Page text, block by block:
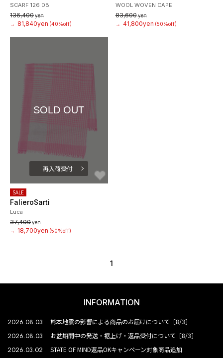
SCARF 126 DB
136,400yen
→
81,840yen (40%off)
WOOL WOVEN CAPE
83,600yen
→ 41,800yen (50%off)
SOLD OUT
再入荷受付
SALE
FalieroSarti
Luca
37,400yen
→
18,700yen (50%off)
1
INFORMATION
2026.08.03 熊本地震の影響による商品のお届けについて［8/3］
2026.08.03 お盆期間中の発送・裾上げ・返品受付について［8/3］
2026.03.02 STATE OF MIND返品OKキャンペーン対象商品追加